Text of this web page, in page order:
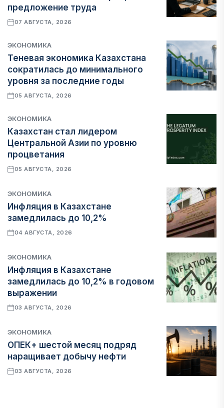
предложение труда
07 АВГУСТА, 2026
ЭКОНОМИКА
Теневая экономика Казахстана
сократилась до минимального
уровня за последние годы
05 АВГУСТА, 2026
ЭКОНОМИКА
Казахстан стал лидером
Центральной Азии по уровню
процветания
05 АВГУСТА, 2026
ЭКОНОМИКА
Инфляция в Казахстане
замедлилась до 10,2%
04 АВГУСТА, 2026
ЭКОНОМИКА
Инфляция в Казахстане
замедлилась до 10,2% в годовом
выражении
03 АВГУСТА, 2026
ЭКОНОМИКА
ОПЕК+ шестой месяц подряд
наращивает добычу нефти
03 АВГУСТА, 2026